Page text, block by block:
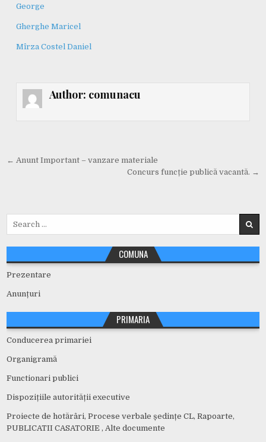
George
Gherghe Maricel
Mîrza Costel Daniel
Author: comunacu
Navigare
← Anunt Important – vanzare materiale
Concurs funcție publică vacantă. →
COMUNA
Prezentare
Anunțuri
PRIMARIA
Conducerea primariei
Organigramă
Functionari publici
Dispozițiile autorității executive
Proiecte de hotărâri, Procese verbale ședințe CL, Rapoarte,
PUBLICATII CASATORIE , Alte documente